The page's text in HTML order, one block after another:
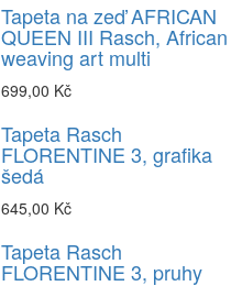
Tapeta na zeď AFRICAN
QUEEN III Rasch, African
weaving art multi
699,00 Kč
Tapeta Rasch
FLORENTINE 3, grafika
šedá
645,00 Kč
Tapeta Rasch
FLORENTINE 3, pruhy